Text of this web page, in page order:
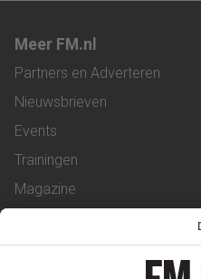
Meer FM.nl
Partners en Adverteren
Nieuwsbrieven
Events
Trainingen
Magazine
Service & Contact